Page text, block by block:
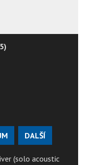
DALŠÍ
(solo acoustic